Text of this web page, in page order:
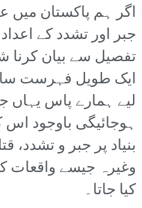
اگر ہم پاکستان میں
جبر اور تشدد کے
تفصیل سے بیان کرنا
ایک طویل فہرست
لیے ہمارے پاس یہاں
ہوجائیگی باوجود
بنیاد پر جبر و تشدد،
وغیرہ جیسے واقعات
کیا جاتا۔